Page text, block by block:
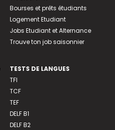
Bourses et prêts étudiants
Logement Etudiant
Jobs Etudiant et Alternance
Trouve ton job saisonnier
TESTS DE LANGUES
TFI
TCF
TEF
DELF B1
DELF B2